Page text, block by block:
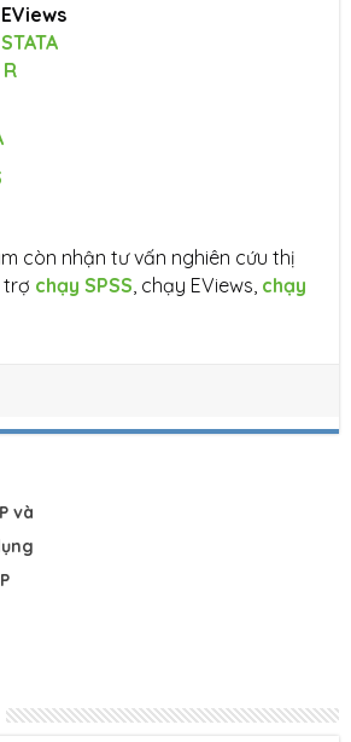
còn nhận tư vấn nghiên cứu thị
trợ chạy SPSS , chạy EViews, chạy
và